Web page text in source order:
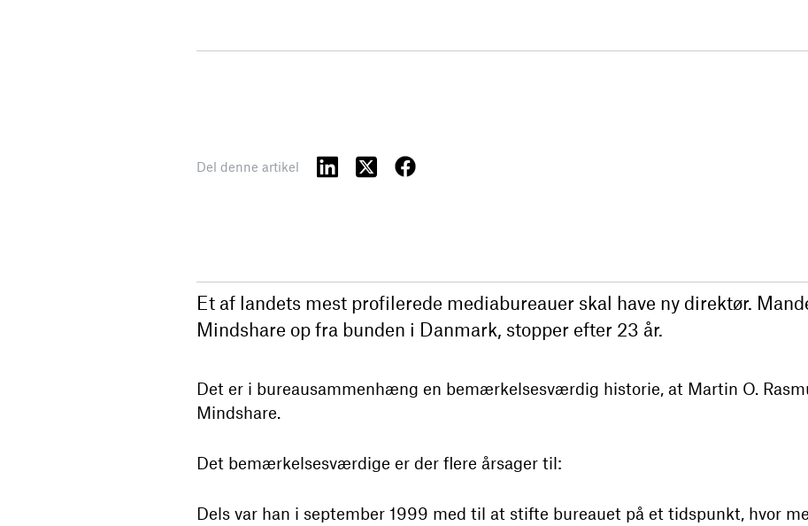
Del denne artikel
Et af landets mest profilerede mediabureauer skal have ny direktør.
Mindshare op fra bunden i Danmark, stopper efter 23 år.
Det er i bureausammenhæng en bemærkelsesværdig historie, at Martin O.
Mindshare.
Det bemærkelsesværdige er der flere årsager til:
Dels var han i september 1999 med til at stifte bureauet på et tidspunkt, hvor